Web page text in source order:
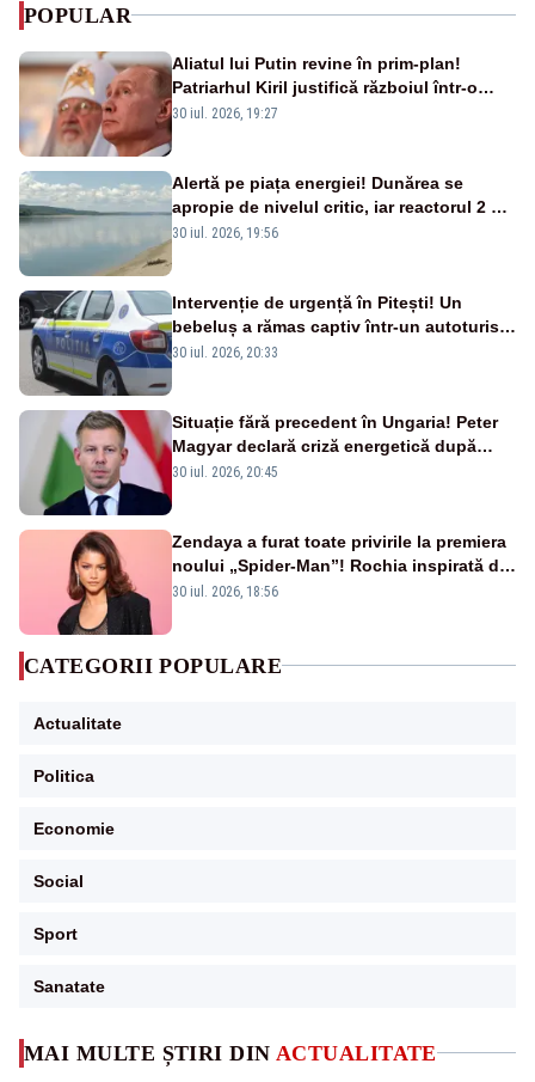
MAI MULTE ȘTIRI DIN ACTUALITATE
POPULAR
Aliatul lui Putin revine în prim-plan!
Patriarhul Kiril justifică războiul într-o
nouă carte
30 iul. 2026, 19:27
Alertă pe piața energiei! Dunărea se
apropie de nivelul critic, iar reactorul 2 de
la Cernavodă ar putea fi oprit
30 iul. 2026, 19:56
Intervenție de urgență în Pitești! Un
bebeluș a rămas captiv într-un autoturism
din cauza unei defecțiuni
30 iul. 2026, 20:33
Situație fără precedent în Ungaria! Peter
Magyar declară criză energetică după
oprirea centralei de la Paks
30 iul. 2026, 20:45
Zendaya a furat toate privirile la premiera
noului „Spider-Man”! Rochia inspirată de
pânza de păianjen a făcut senzație
30 iul. 2026, 18:56
CATEGORII POPULARE
Actualitate
Politica
Economie
Social
Sport
Sanatate